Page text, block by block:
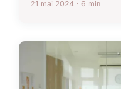
21 mai 2024 · 6 min